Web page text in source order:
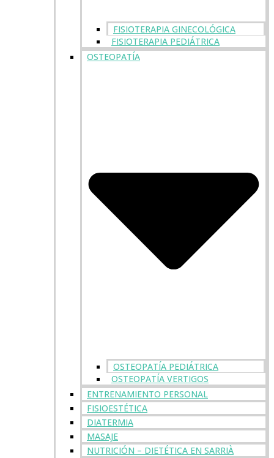
FISIOTERAPIA GINECOLÓGICA
FISIOTERAPIA PEDIÁTRICA
OSTEOPATÍA
OSTEOPATÍA PEDIÁTRICA
OSTEOPATÍA VERTIGOS
ENTRENAMIENTO PERSONAL
FISIOESTÉTICA
DIATERMIA
MASAJE
NUTRICIÓN – DIETÉTICA EN SARRIÀ